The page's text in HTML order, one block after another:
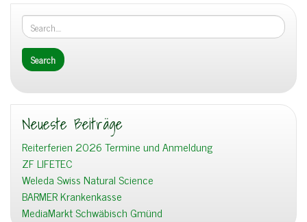
Neueste Beiträge
Reiterferien 2026 Termine und Anmeldung
ZF LIFETEC
Weleda Swiss Natural Science
BARMER Krankenkasse
MediaMarkt Schwäbisch Gmünd